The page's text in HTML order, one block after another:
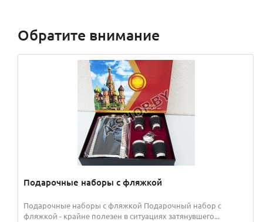
Обратите внимание
Подарочные наборы с фляжкой
Подарочные наборы с фляжкой Подарочный набор с
фляжкой - крайне полезен в ситуациях затянувшего...